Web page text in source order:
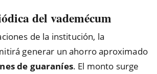
del vademécum
de la institución, la
generar un ahorro aproximado
de guaraníes. El monto surge